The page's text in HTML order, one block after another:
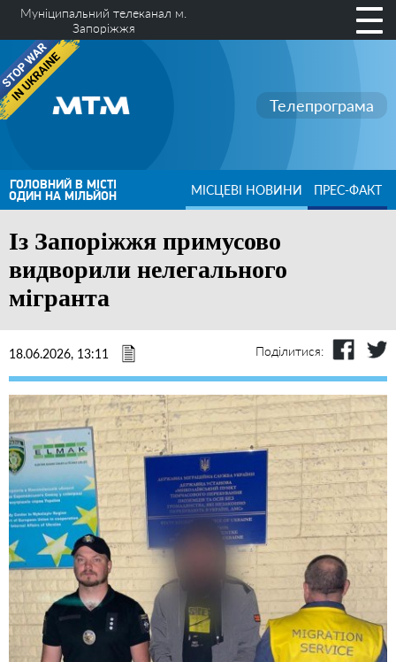
Муніципальний телеканал м.
Запоріжжя
Телепрограма
ГОЛОВНИЙ В МІСТІ
ОДИН НА МІЛЬЙОН МІСЦЕВІ НОВИНИ ПРЕС-ФАКТ
Із Запоріжжя примусово
видворили нелегального
мігранта
18.06.2026, 13:11 Поділитися: